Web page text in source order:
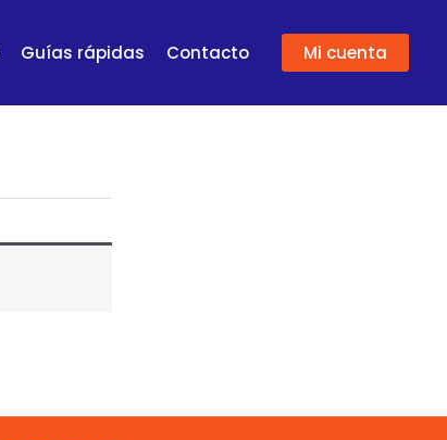
Guías rápidas Contacto Mi cuenta